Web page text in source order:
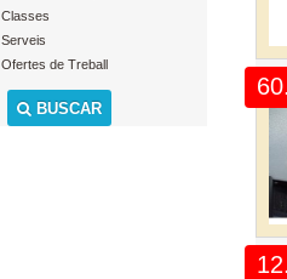
Classes
Serveis
Ofertes de Treball
BUSCAR